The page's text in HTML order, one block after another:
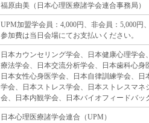
福原由美（日本心理医療諸学会連合事務局）
UPM加盟学会員：4,000円、非会員：5,000円
参加費は当日会場にてお支払いください。
日本カウンセリング学会、日本健康心理学
療法学会、日本交流分析学会、日本歯科心身
日本女性心身医学会、日本自律訓練学会、
学会、日本ストレス学会、日本ストレスマネ
会、日本内観学会、日本バイオフィードバッ
日本心理医療諸学会連合（UPM）